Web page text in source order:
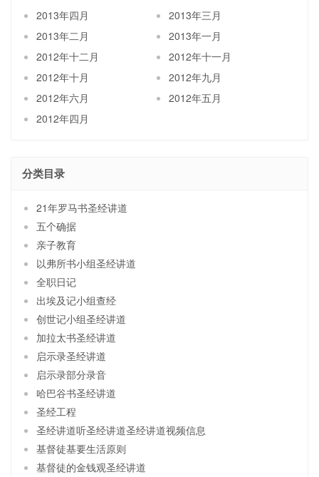
2013年四月
2013年三月
2013年二月
2013年一月
2012年十二月
2012年十一月
2012年十月
2012年九月
2012年六月
2012年五月
2012年四月
分类目录
21年罗马书圣经讲道
五个确据
亲子教育
以弗所书小组圣经讲道
全职日记
出埃及记小组查经
创世记小组圣经讲道
加拉太书圣经讲道
启示录圣经讲道
启示录部分录音
哈巴谷书圣经讲道
圣经工程
圣经讲道听圣经讲道圣经讲道视频信息
基督徒基要生活原则
基督徒的金钱观圣经讲道